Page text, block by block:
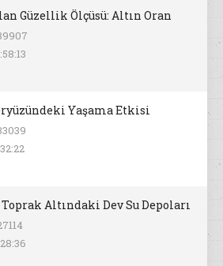
Güzellik Ölçüsü: Altın Oran
Yaşama Etkisi
Altındaki Dev Su Depoları